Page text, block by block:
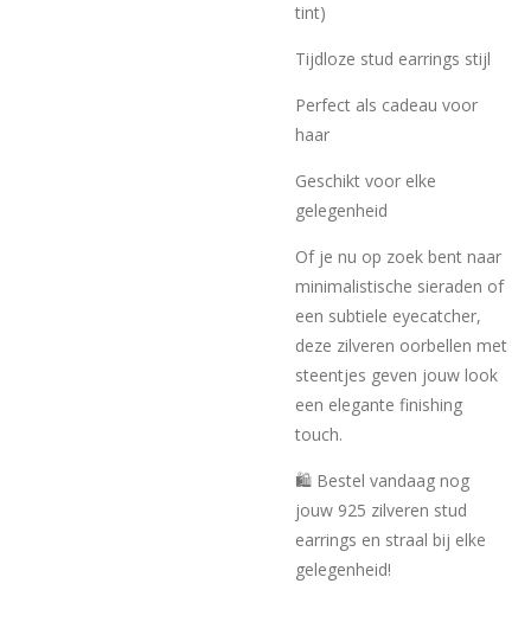
tint)
Tijdloze stud earrings stijl
Perfect als cadeau voor
haar
Geschikt voor elke
gelegenheid
Of je nu op zoek bent naar
minimalistische sieraden of
een subtiele eyecatcher,
deze zilveren oorbellen met
steentjes geven jouw look
een elegante finishing
touch.
🛍️ Bestel vandaag nog
jouw 925 zilveren stud
earrings en straal bij elke
gelegenheid!